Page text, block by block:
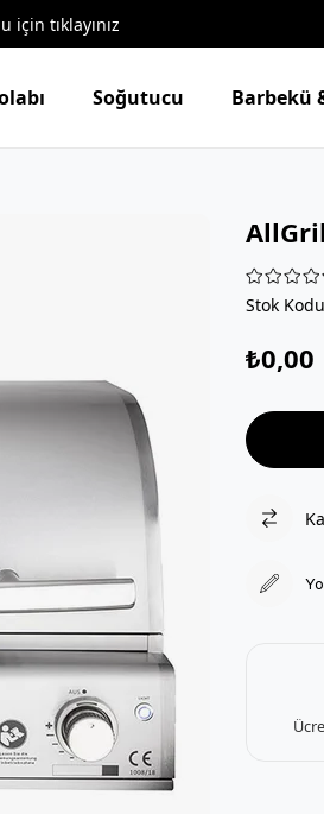
tıklayınız
Soğutucu Barbekü
Stok Kodu
₺0,00